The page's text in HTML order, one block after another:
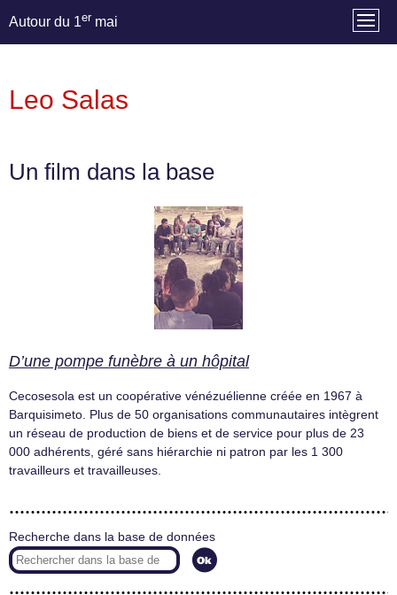
Autour du 1er mai
Leo Salas
Un film dans la base
D’une pompe funèbre à un hôpital
Cecosesola est un coopérative vénézuélienne créée en 1967 à
Barquisimeto. Plus de 50 organisations communautaires intègrent
un réseau de production de biens et de service pour plus de 23
000 adhérents, géré sans hiérarchie ni patron par les 1 300
travailleurs et travailleuses.
Recherche dans la base de données